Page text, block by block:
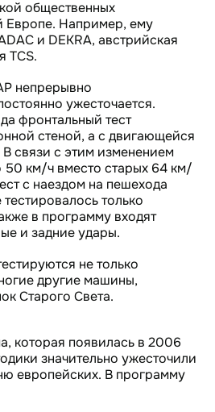
общественных
Европе. Например, ему
и DEKRA, австрийская
TCS.
непрерывно
ужесточается.
фронтальный тест
стеной, а с двигающейся
В связи с этим изменением
50 км/ч вместо старых 64 км/
с наездом на пешехода
только
в программу входят
и задние удары.
не только
другие машины,
Старого Света.
которая появилась в 2006
значительно ужесточили
европейских. В программу